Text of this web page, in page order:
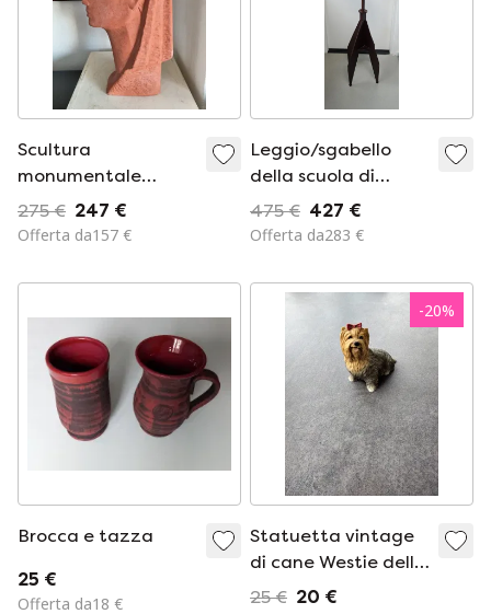
Scultura
monumentale
postmoderna (stile
Austin Productions)
275 € 247 €
Offerta da157 €
Leggio/sgabello
della scuola di
Amsterdam, anni
'30
475 € 427 €
Offerta da283 €
Brocca e tazza
25 €
Offerta da18 €
-20%
Statuetta vintage
di cane Westie della
Castagna, risalente
25 € 20 €